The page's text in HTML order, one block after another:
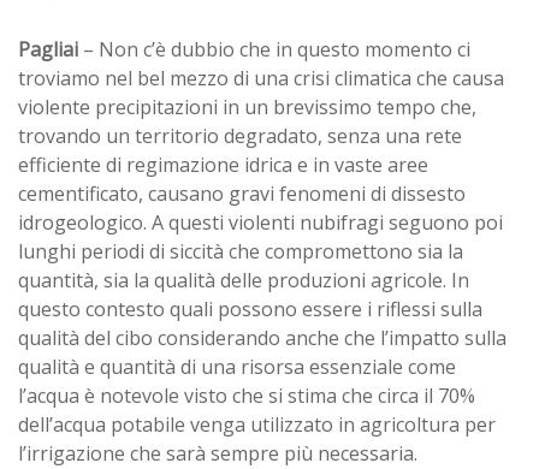
Pagliai – Non c’è dubbio che in questo momento ci
troviamo nel bel mezzo di una crisi climatica che causa
violente precipitazioni in un brevissimo tempo che,
trovando un territorio degradato, senza una rete
efficiente di regimazione idrica e in vaste aree
cementificato, causano gravi fenomeni di dissesto
idrogeologico. A questi violenti nubifragi seguono poi
lunghi periodi di siccità che compromettono sia la
quantità, sia la qualità delle produzioni agricole. In
questo contesto quali possono essere i riflessi sulla
qualità del cibo considerando anche che l’impatto sulla
qualità e quantità di una risorsa essenziale come
l’acqua è notevole visto che si stima che circa il 70%
dell’acqua potabile venga utilizzato in agricoltura per
l’irrigazione che sarà sempre più necessaria.